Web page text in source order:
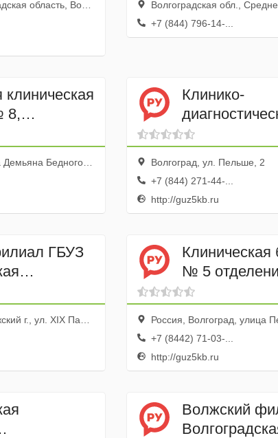
улица Свердлова, 36
Волгоградская обл., Среднеахтубинский р-н,
+7 (844) 796-14-...
клиническая
8,
и
Бедного, 14
Клинико-
лаборатория
№ 5
Волгоград, ул. Пельше, 2
+7 (844) 271-44-...
http://guz5kb.ru
ГБУЗ
2
XIX Партсъезда, 43
Клиническая
№ 5
паталогии
1 и № 2
Россия, Волгоград, улица
+7 (8442) 71-03-...
http://guz5kb.ru
Волжский